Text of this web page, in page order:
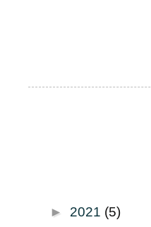
► 2021 (5)